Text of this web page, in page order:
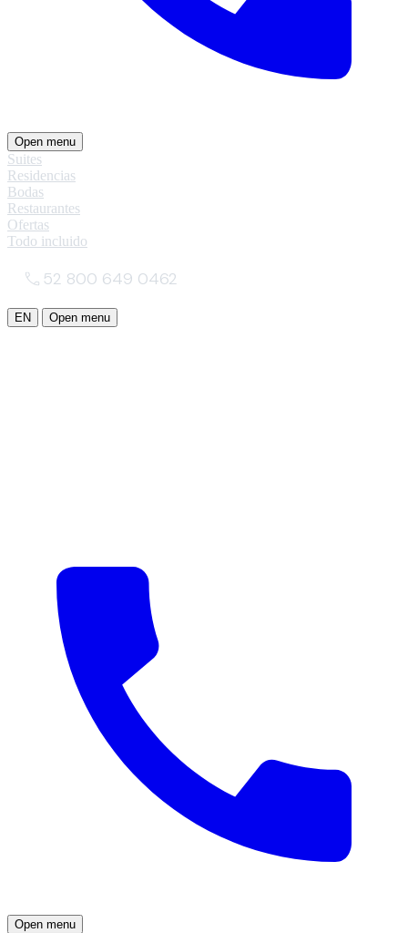
Open menu
Suites
Residencias
Bodas
Restaurantes
Ofertas
Todo incluido
52 800 649 0462
EN Open menu
Open menu